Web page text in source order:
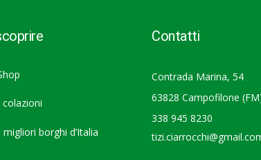
borghi d’Italia
Contatti
Contrada Marina, 54
63828 Campofilone
338 945 8230